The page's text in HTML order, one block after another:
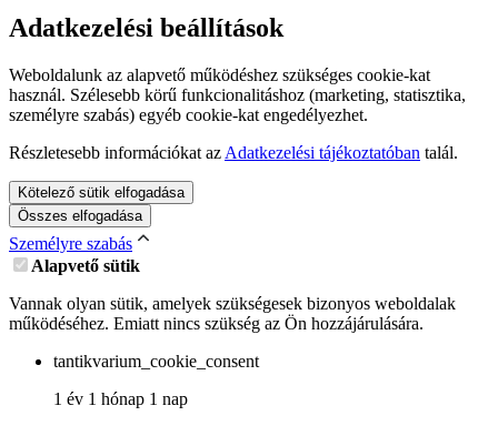
Adatkezelési beállítások
Weboldalunk az alapvető működéshez szükséges cookie-kat
használ. Szélesebb körű funkcionalitáshoz (marketing, statisztika,
személyre szabás) egyéb cookie-kat engedélyezhet.
Részletesebb információkat az Adatkezelési tájékoztatóban talál.
Kötelező sütik elfogadása
Összes elfogadása
Személyre szabás
Alapvető sütik
Vannak olyan sütik, amelyek szükségesek bizonyos weboldalak
működéséhez. Emiatt nincs szükség az Ön hozzájárulására.
tantikvarium_cookie_consent
1 év 1 hónap 1 nap